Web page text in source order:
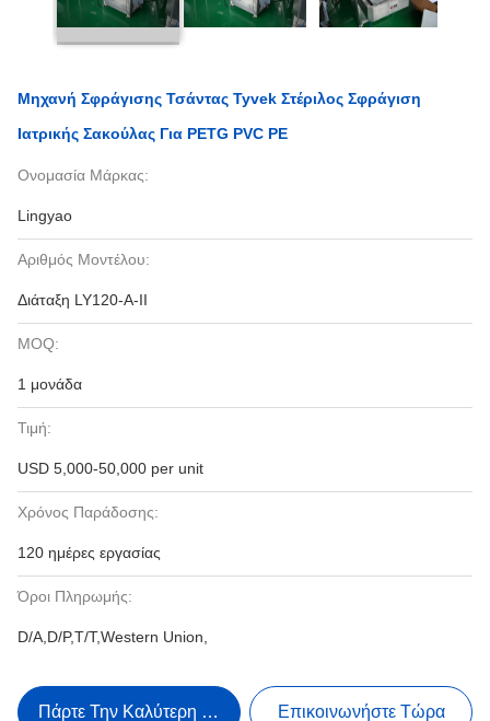
Μηχανή Σφράγισης Τσάντας Tyvek Στέριλος Σφράγιση
Ιατρικής Σακούλας Για PETG PVC PE
Ονομασία Μάρκας:
Lingyao
Αριθμός Μοντέλου:
Διάταξη LY120-A-II
MOQ:
1 μονάδα
Τιμή:
USD 5,000-50,000 per unit
Χρόνος Παράδοσης:
120 ημέρες εργασίας
Όροι Πληρωμής:
D/A,D/P,T/T,Western Union,
Πάρτε Την Καλύτερη Τιμή Επικοινωνήστε Τώρα